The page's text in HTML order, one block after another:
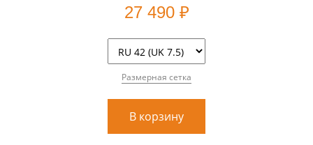
27 490 ₽
Размерная сетка
В корзину